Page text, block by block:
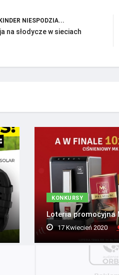
NIESPODZIA...
na słodycze w sieciach
KONKURSY
Loteria promocyjna
17 Kwiecień 2020